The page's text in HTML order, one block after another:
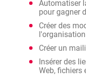
Automatiser
pour gagner
Créer des
Créer un
Insérer des
Web, fichiers